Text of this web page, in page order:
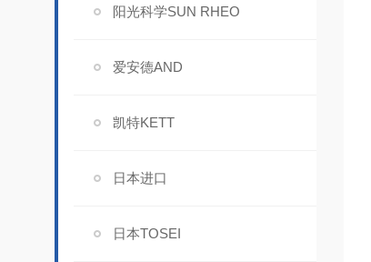
阳光科学SUN RHEO
爱安德AND
凯特KETT
日本进口
日本TOSEI